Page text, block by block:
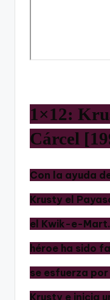
1×12:
Con la ayuda
Krusty el
el Kwik-e-
héroe ha sido
se esfuerza
Krusty e inicia